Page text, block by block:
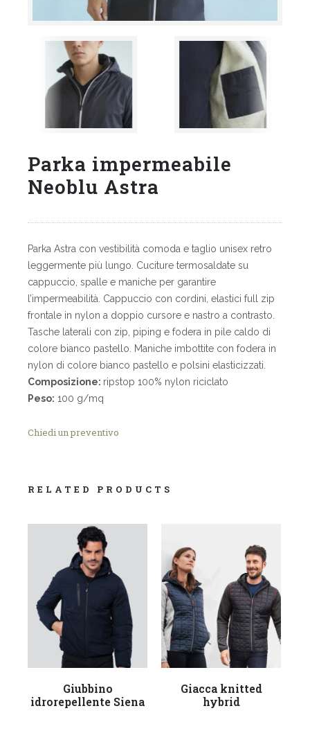
Parka impermeabile
Neoblu Astra
Parka Astra con vestibilità comoda e taglio unisex retro
leggermente più lungo. Cuciture termosaldate su
cappuccio, spalle e maniche per garantire
l’impermeabilità. Cappuccio con cordini, elastici full zip
frontale in nylon a doppio cursore e nastro a contrasto.
Tasche laterali con zip, piping e fodera in pile caldo di
colore bianco pastello. Maniche imbottite con fodera in
nylon di colore bianco pastello e polsini elasticizzati.
Composizione: ripstop 100% nylon riciclato
Peso: 100 g/mq
Chiedi un preventivo
RELATED PRODUCTS
Leggi tutto
Giubbino
idrorepellente Siena
Leggi tutto
Giacca knitted
hybrid